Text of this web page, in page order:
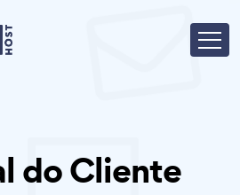
do Cliente